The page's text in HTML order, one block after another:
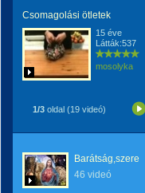
Csomagolási ötletek
15 éve
Látták:537
mosolyka
1/3 oldal (19 videó)
Barátság,szeretet
46 videó